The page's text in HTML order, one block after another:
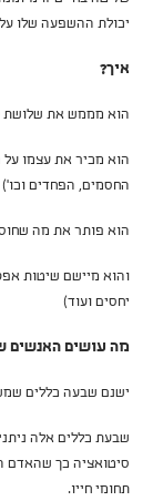
יכולת ההשפעה שלו
איך?
הוא מממש את שלושת
הוא מכיר את עצמו על
החסמים, הפחדים וכו')
הוא פותר את מה
והוא מיישם שיטות
יחסים ועוד)
מה עושים האנשים
ישנם שבעה כללים
שבעת כללים אלה
סיטואציה כך שהאדם
תחומי חייו.